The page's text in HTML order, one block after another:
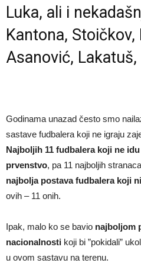
Luka, ali i
Kantona, Stoičkov,
Asanović,
Godinama unazad često smo
sastave fudbalera koji ne igraju
Najboljih 11 fudbalera koji ne
prvenstvo, pa 11 najboljih
najbolja postava fudbalera koji
ovih – 11 onih.
Ipak, malo ko se bavio najboljom
nacionalnosti koji bi ”pokidali”
u ovom sastavu na terenu.